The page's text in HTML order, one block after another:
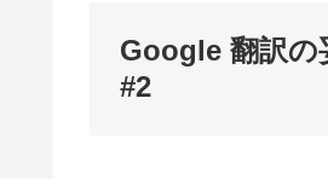
Google 翻訳の
#2